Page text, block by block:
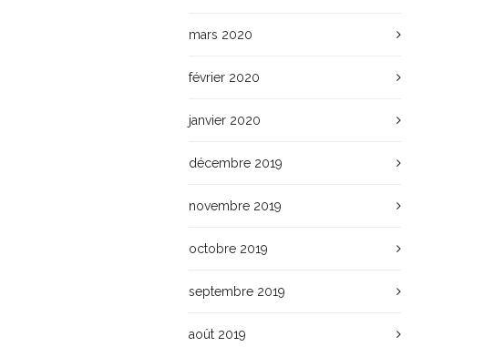
mars 2020
février 2020
janvier 2020
décembre 2019
novembre 2019
octobre 2019
septembre 2019
août 2019